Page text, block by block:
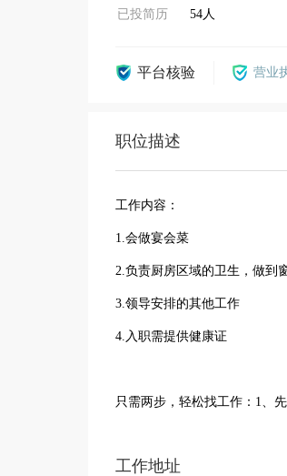
已投简历 54人
平台核验 营业
职位描述
工作内容：
1.会做宴会菜
2.负责厨房区域的卫生，做到
3.领导安排的其他工作
4.入职需提供健康证
只需两步，轻松找工作：1、
工作地址